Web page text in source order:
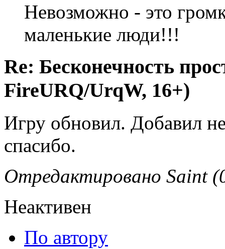
Невозможно - это
маленькие люди!!!
Re: Бесконечность
FireURQ/UrqW, 16+)
Игру обновил. Добавил
спасибо.
Отредактировано Saint
Неактивен
По автору